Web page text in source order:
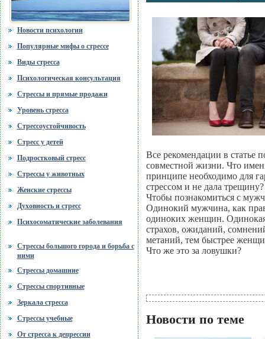
Новости психологии
Популярные мифы о стрессе
Виды стресса
Психологическая консультация
Стрессы и прямые продажи
Уровень стресса
Стрессоустойчивость
Стресс у детей
Подростковый стресс
Стрессы у животных
Женские стрессы
Духовность и стресс
Психосоматические заболевания
Стрессы большого города и борьба с
ними
Стрессы домашние
Стрессы спортивные
Зеркала стресса
Стрессы учебные
От стресса к депрессии
Все рекомендации в
совместной жизни. Что
принципе необходимо для
стрессом и не дала трещину?
Чтобы познакомиться с
Одинокий мужчина, как
одиноких женщин.
страхов, ожиданий,
метаний, тем быстрее
Что же это за ловушки?
Новости по теме